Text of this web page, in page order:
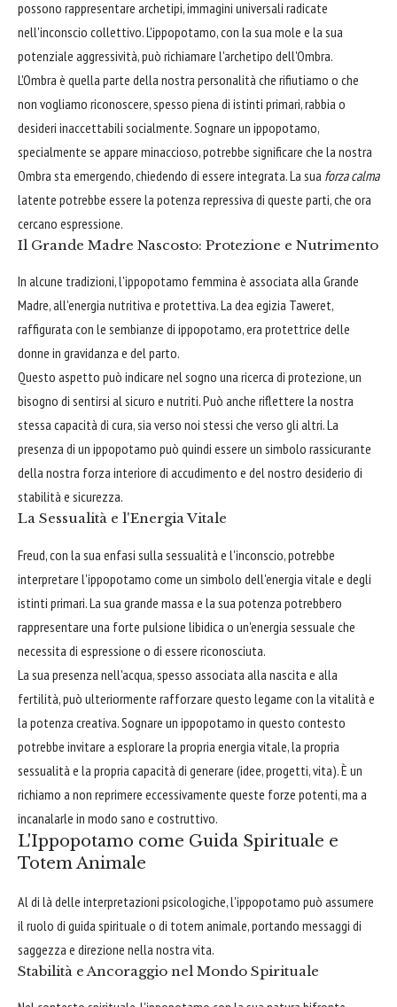
possono rappresentare archetipi, immagini universali radicate
nell'inconscio collettivo. L'ippopotamo, con la sua mole e la sua
potenziale aggressività, può richiamare l'archetipo dell'Ombra.
L'Ombra è quella parte della nostra personalità che rifiutiamo o che
non vogliamo riconoscere, spesso piena di istinti primari, rabbia o
desideri inaccettabili socialmente. Sognare un ippopotamo,
specialmente se appare minaccioso, potrebbe significare che la nostra
Ombra sta emergendo, chiedendo di essere integrata. La sua forza calma
latente potrebbe essere la potenza repressiva di queste parti, che ora
cercano espressione.
Il Grande Madre Nascosto: Protezione e Nutrimento
In alcune tradizioni, l'ippopotamo femmina è associata alla Grande
Madre, all'energia nutritiva e protettiva. La dea egizia Taweret,
raffigurata con le sembianze di ippopotamo, era protettrice delle
donne in gravidanza e del parto.
Questo aspetto può indicare nel sogno una ricerca di protezione, un
bisogno di sentirsi al sicuro e nutriti. Può anche riflettere la nostra
stessa capacità di cura, sia verso noi stessi che verso gli altri. La
presenza di un ippopotamo può quindi essere un simbolo rassicurante
della nostra forza interiore di accudimento e del nostro desiderio di
stabilità e sicurezza.
La Sessualità e l'Energia Vitale
Freud, con la sua enfasi sulla sessualità e l'inconscio, potrebbe
interpretare l'ippopotamo come un simbolo dell'energia vitale e degli
istinti primari. La sua grande massa e la sua potenza potrebbero
rappresentare una forte pulsione libidica o un'energia sessuale che
necessita di espressione o di essere riconosciuta.
La sua presenza nell'acqua, spesso associata alla nascita e alla
fertilità, può ulteriormente rafforzare questo legame con la vitalità e
la potenza creativa. Sognare un ippopotamo in questo contesto
potrebbe invitare a esplorare la propria energia vitale, la propria
sessualità e la propria capacità di generare (idee, progetti, vita). È un
richiamo a non reprimere eccessivamente queste forze potenti, ma a
incanalarle in modo sano e costruttivo.
L'Ippopotamo come Guida Spirituale e
Totem Animale
Al di là delle interpretazioni psicologiche, l'ippopotamo può assumere
il ruolo di guida spirituale o di totem animale, portando messaggi di
saggezza e direzione nella nostra vita.
Stabilità e Ancoraggio nel Mondo Spirituale